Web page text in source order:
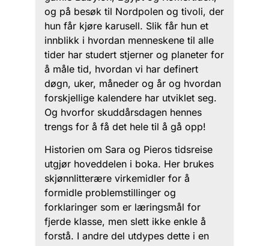
og på besøk til Nordpolen og tivoli, der
hun får kjøre karusell. Slik får hun et
innblikk i hvordan menneskene til alle
tider har studert stjerner og planeter for
å måle tid, hvordan vi har definert
døgn, uker, måneder og år og hvordan
forskjellige kalendere har utviklet seg.
Og hvorfor skuddårsdagen hennes
trengs for å få det hele til å gå opp!
Historien om Sara og Pieros tidsreise
utgjør hoveddelen i boka. Her brukes
skjønnlitterære virkemidler for å
formidle problemstillinger og
forklaringer som er læringsmål for
fjerde klasse, men slett ikke enkle å
forstå. I andre del utdypes dette i en